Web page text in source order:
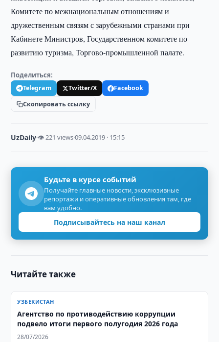
Комитете по межнациональным отношениям и
дружественным связям с зарубежными странами при
Кабинете Министров, Государственном комитете по
развитию туризма, Торгово-промышленной палате.
Поделиться:
Telegram Twitter/X
Facebook
Скопировать ссылку
UzDaily·👁 221 views·09.04.2019 · 15:15
Будьте в курсе событий
Получайте главные новости, эксклюзивные
репортажи и оперативные обновления там, где
вам удобно.
Подписывайтесь на наш канал
Читайте также
УЗБЕКИСТАН
Агентство по противодействию коррупции
подвело итоги первого полугодия 2026 года
28/07/2026